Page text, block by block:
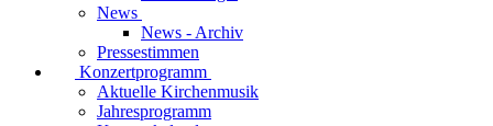
News
News - Archiv
Pressestimmen
Konzertprogramm
Aktuelle Kirchenmusik
Jahresprogramm